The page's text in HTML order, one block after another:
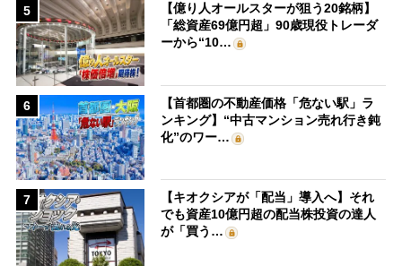
5
【億り人オールスターが狙う20銘柄】
「総資産69億円超」90歳現役トレーダ
ーから“10…
6
【首都圏の不動産価格「危ない駅」ラ
ンキング】“中古マンション売れ行き鈍
化”のワー…
7
【キオクシアが「配当」導入へ】それ
でも資産10億円超の配当株投資の達人
が「買う…